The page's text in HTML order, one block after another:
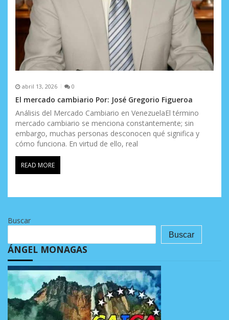
abril 13, 2026 0
El mercado cambiario Por: José Gregorio Figueroa
Análisis del Mercado Cambiario en Venezuela ​El término
mercado cambiario se menciona constantemente; sin
embargo, muchas personas desconocen qué significa y
cómo funciona. En virtud de ello, real
READ MORE
Buscar
Buscar
ÁNGEL MONAGAS